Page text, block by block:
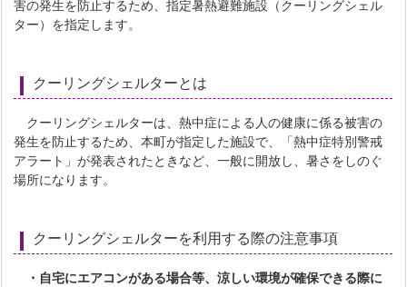
害の発生を防止するため、指定暑熱避難施設（クーリングシェル
ター）を指定します。
クーリングシェルターとは
クーリングシェルターは、熱中症による人の健康に係る被害の
発生を防止するため、本町が指定した施設で、「熱中症特別警戒
アラート」が発表されたときなど、一般に開放し、暑さをしのぐ
場所になります。
クーリングシェルターを利用する際の注意事項
・自宅にエアコンがある場合等、涼しい環境が確保できる際に